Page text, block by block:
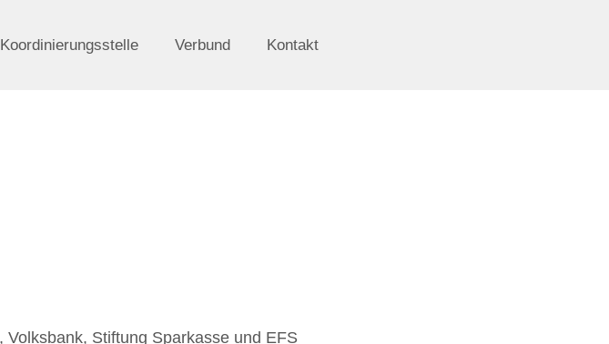
Koordinierungsstelle Verbund Kontakt